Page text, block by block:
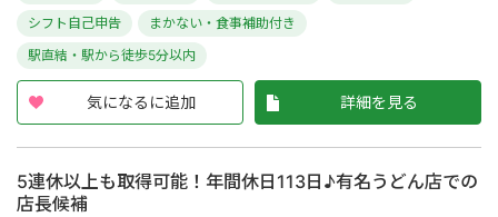
シフト自己申告
まかない・食事補助付き
駅直結・駅から徒歩5分以内
気になるに追加 詳細を見る
5連休以上も取得可能！年間休日113日♪有名うどん店での
店長候補